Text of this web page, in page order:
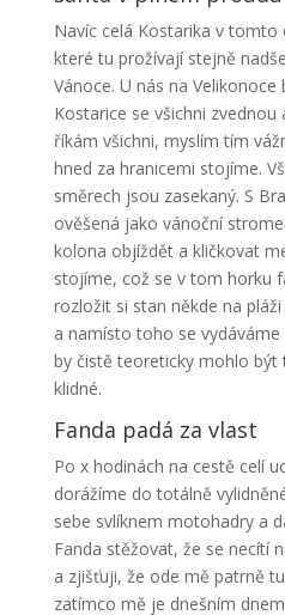
Navíc celá Kostarika v tomto
které tu prožívají stejně
Vánoce. U nás na Velikonoce
Kostarice se všichni zvednou
říkám všichni, myslím tím
hned za hranicemi stojíme.
směrech jsou zasekaný. S
ověšená jako vánoční
kolona objíždět a kličkovat
stojíme, což se v tom horku
rozložit si stan někde na
a namísto toho se
by čistě teoreticky mohlo
klidné.
Fanda padá za vlast
Po x hodinách na cestě celí
dorážíme do totálně
sebe svlíknem motohadry a
Fanda stěžovat, že se necítí
a zjišťuji, že ode mě patrně
zatímco mě je dnešním